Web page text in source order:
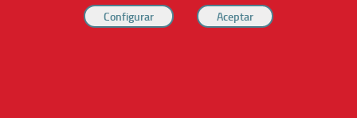
Cofinanciado por